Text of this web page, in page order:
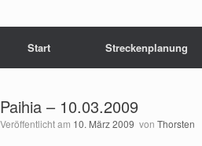
Start Streckenplanung
Paihia – 10.03.2009
Veröffentlicht am 10. März 2009 von Thorsten